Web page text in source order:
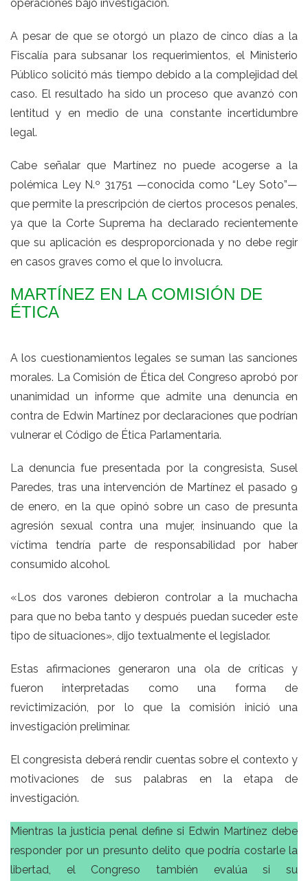
operaciones bajo investigación.
A pesar de que se otorgó un plazo de cinco días a la
Fiscalía para subsanar los requerimientos, el Ministerio
Público solicitó más tiempo debido a la complejidad del
caso. El resultado ha sido un proceso que avanzó con
lentitud y en medio de una constante incertidumbre
legal.
Cabe señalar que Martínez no puede acogerse a la
polémica Ley N.º 31751 —conocida como “Ley Soto”—
que permite la prescripción de ciertos procesos penales,
ya que la Corte Suprema ha declarado recientemente
que su aplicación es desproporcionada y no debe regir
en casos graves como el que lo involucra.
MARTÍNEZ EN LA COMISIÓN DE
ÉTICA
A los cuestionamientos legales se suman las sanciones
morales. La Comisión de Ética del Congreso aprobó por
unanimidad un informe que admite una denuncia en
contra de Edwin Martínez por declaraciones que podrían
vulnerar el Código de Ética Parlamentaria.
La denuncia fue presentada por la congresista, Susel
Paredes, tras una intervención de Martínez el pasado 9
de enero, en la que opinó sobre un caso de presunta
agresión sexual contra una mujer, insinuando que la
víctima tendría parte de responsabilidad por haber
consumido alcohol.
«Los dos varones debieron controlar a la muchacha
para que no beba tanto y después puedan suceder este
tipo de situaciones», dijo textualmente el legislador.
Estas afirmaciones generaron una ola de críticas y
fueron interpretadas como una forma de
revictimización, por lo que la comisión inició una
investigación preliminar.
El congresista deberá rendir cuentas sobre el contexto y
motivaciones de sus palabras en la etapa de
investigación.
Mientras la justicia penal define si Edwin Martínez debe
responder por un presunto delito que podría costarle la
libertad, el Congreso también evalúa si su